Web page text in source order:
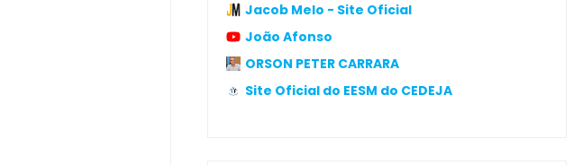
Jacob Melo - Site Oficial
João Afonso
ORSON PETER CARRARA
Site Oficial do EESM do CEDEJA